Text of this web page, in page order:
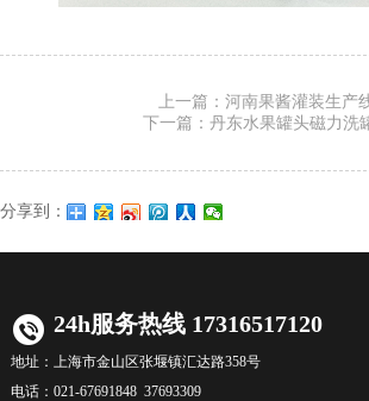
上一篇：河南果酱灌装生产
下一篇：丹东水果罐头磁力洗
分享到：
24h服务热线 17316517120
地址： 上海市金山区张堰镇汇达路358号
电话： 021-67691848 37693309